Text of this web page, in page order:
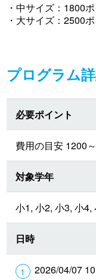
・中サイズ：1800
・大サイズ：2500
プログラム
必要ポイント
費用の目安 1200
対象学年
小1, 小2, 小3, 小4,
日時
2026/04/07